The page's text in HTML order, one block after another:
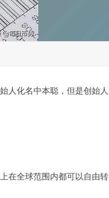
人化名中本聪，但是创始人
在全球范围内都可以自由转